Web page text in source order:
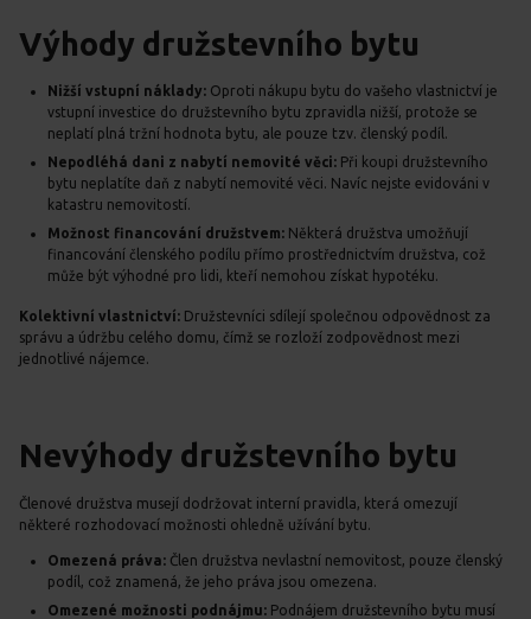
Výhody družstevního bytu
Nižší vstupní náklady: Oproti nákupu bytu do vašeho vlastnictví je
vstupní investice do družstevního bytu zpravidla nižší, protože se
neplatí plná tržní hodnota bytu, ale pouze tzv. členský podíl.
Nepodléhá dani z nabytí nemovité věci: Při koupi družstevního
bytu neplatíte daň z nabytí nemovité věci. Navíc nejste evidováni v
katastru nemovitostí.
Možnost financování družstvem: Některá družstva umožňují
financování členského podílu přímo prostřednictvím družstva, což
může být výhodné pro lidi, kteří nemohou získat hypotéku.
Kolektivní vlastnictví: Družstevníci sdílejí společnou odpovědnost za
správu a údržbu celého domu, čímž se rozloží zodpovědnost mezi
jednotlivé nájemce.
Nevýhody družstevního bytu
Členové družstva musejí dodržovat interní pravidla, která omezují
některé rozhodovací možnosti ohledně užívání bytu.
Omezená práva: Člen družstva nevlastní nemovitost, pouze členský
podíl, což znamená, že jeho práva jsou omezena.
Omezené možnosti podnájmu: Podnájem družstevního bytu musí